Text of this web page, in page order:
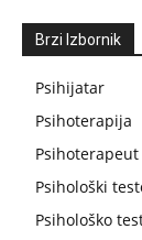
Brzi Izbornik
Psihijatar
Psihoterapija
Psihoterapeut
Psihološki
Psihološko